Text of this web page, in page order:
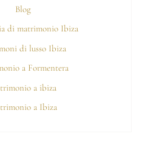
Blog
di matrimonio Ibiza
di lusso Ibiza
a Formentera
a ibiza
a Ibiza